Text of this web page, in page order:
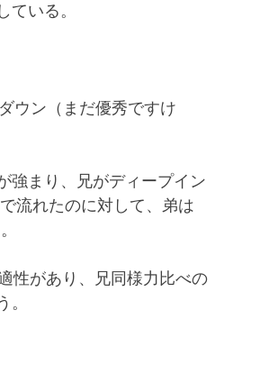
いる。
ウン（まだ優秀ですけ
強まり、兄がディープイン
流れたのに対して、弟は
性があり、兄同様力比べの